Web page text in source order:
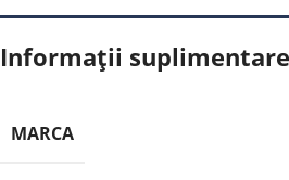
Informații suplimentare
MARCA